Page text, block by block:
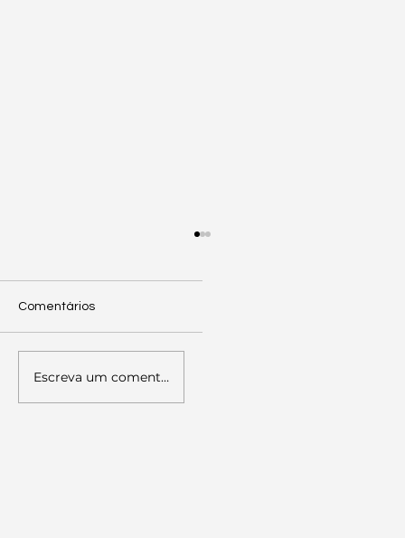
Palestra sobre Literacia Política
Comentários
Escreva um comentário